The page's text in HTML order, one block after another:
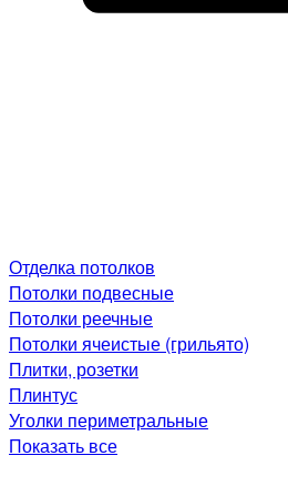
Отделка потолков
Потолки подвесные
Потолки реечные
Потолки ячеистые (грильято)
Плитки, розетки
Плинтус
Уголки периметральные
Показать все